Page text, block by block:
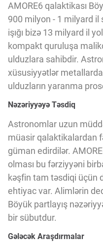
AMORE6 qalaktikası
900 milyon - 1 milyard il
işığı bizə 13 milyard il
kompakt quruluşa
ulduzlara sahibdir.
xüsusiyyətlər
ulduzların yaranma
Nəzəriyyəyə Təsdiq
Astronomlar uzun
müasir qalaktikalardan
güman edirdilər.
olması bu fərziyyəni
kəşfin tam təsdiqi üçün
ehtiyac var. Alimlərin
Böyük partlayış
bir sübutdur.
Gələcək Araşdırmalar